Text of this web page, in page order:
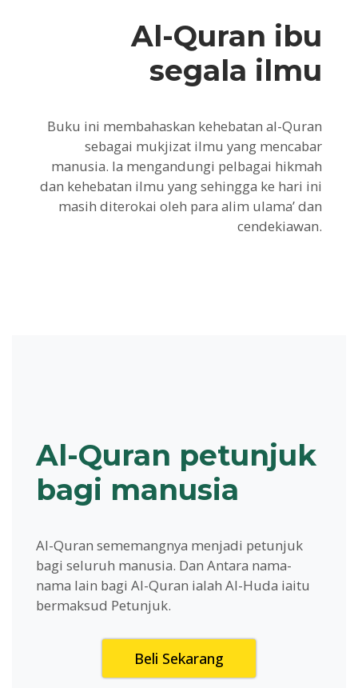
Al-Quran ibu
segala ilmu
Buku ini membahaskan kehebatan al-Quran
sebagai mukjizat ilmu yang mencabar
manusia. Ia mengandungi pelbagai hikmah
dan kehebatan ilmu yang sehingga ke hari ini
masih diterokai oleh para alim ulama’ dan
cendekiawan.
Al-Quran petunjuk
bagi manusia
Al-Quran sememangnya menjadi petunjuk
bagi seluruh manusia. Dan Antara nama-
nama lain bagi Al-Quran ialah Al-Huda iaitu
bermaksud Petunjuk.
Beli Sekarang